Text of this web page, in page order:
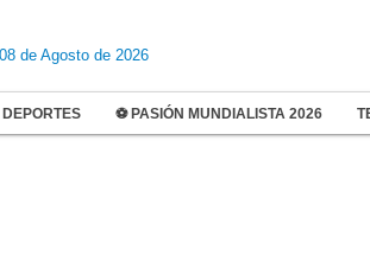
de Agosto de 2026
DEPORTES ⚽ PASIÓN MUNDIALISTA 2026